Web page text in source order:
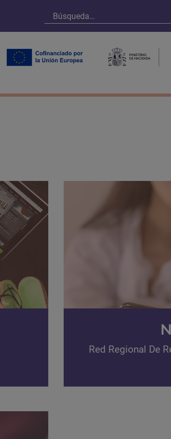
Red Regional De